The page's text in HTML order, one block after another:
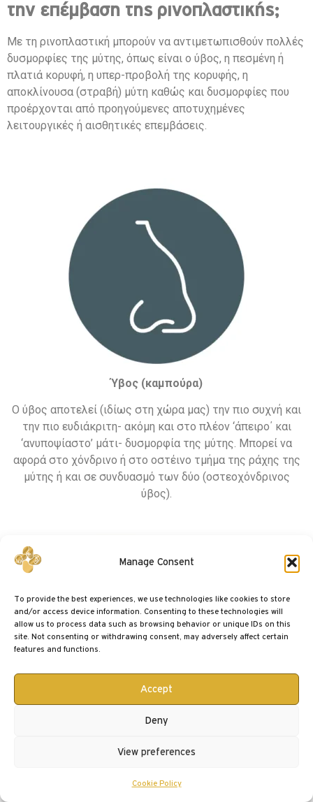
Manage Consent
To provide the best experiences, we use technologies like cookies to store
and/or access device information. Consenting to these technologies will
allow us to process data such as browsing behavior or unique IDs on this
site. Not consenting or withdrawing consent, may adversely affect certain
features and functions.
Accept
Deny
View preferences
Cookie Policy
την επέμβαση της ρινοπλαστικής;
Με τη ρινοπλαστική μπορούν να αντιμετωπισθούν πολλές
δυσμορφίες της μύτης, όπως είναι ο ύβος, η πεσμένη ή
πλατιά κορυφή, η υπερ-προβολή της κορυφής, η
αποκλίνουσα (στραβή) μύτη καθώς και δυσμορφίες που
προέρχονται από προηγούμενες αποτυχημένες
λειτουργικές ή αισθητικές επεμβάσεις.
Ύβος (καμπούρα)
Ο ύβος αποτελεί (ιδίως στη χώρα μας) την πιο συχνή και
την πιο ευδιάκριτη- ακόμη και στο πλέον ‘άπειρο΄ και
‘ανυποψίαστο’ μάτι- δυσμορφία της μύτης. Μπορεί να
αφορά στο χόνδρινο ή στο οστέινο τμήμα της ράχης της
μύτης ή και σε συνδυασμό των δύο (οστεοχόνδρινος
ύβος).
συχνές δυσμορφίες της μύτης και απαιτεί την εκλέπτυνσή